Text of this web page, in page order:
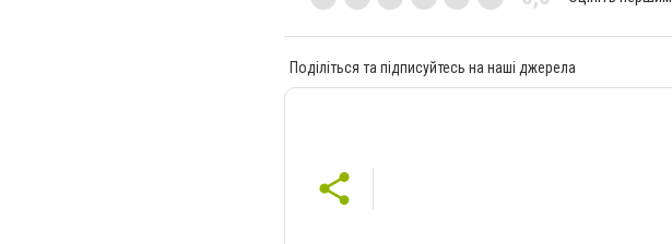
Поділіться та підписуйтесь на наші джерела